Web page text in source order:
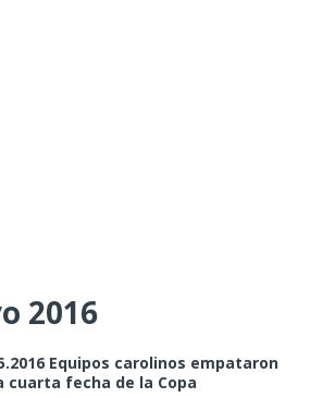
2016
Equipos carolinos empataron
cuarta fecha de la Copa